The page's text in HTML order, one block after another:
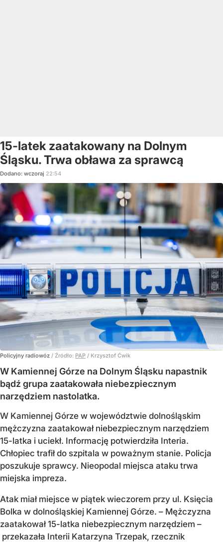
15-latek zaatakowany na Dolnym
Śląsku. Trwa obława za sprawcą
Dodano: wczoraj 22:54
Policyjny radiowóz / Źródło: PAP / Krzysztof Ćwik
W Kamiennej Górze na Dolnym Śląsku napastnik
bądź grupa zaatakowała niebezpiecznym
narzędziem nastolatka.
W Kamiennej Górze w województwie dolnośląskim
mężczyzna zaatakował niebezpiecznym narzędziem
15-latka i uciekł. Informację potwierdziła Interia.
Chłopiec trafił do szpitala w poważnym stanie. Policja
poszukuje sprawcy. Nieopodal miejsca ataku trwa
miejska impreza.
Atak miał miejsce w piątek wieczorem przy ul. Księcia
Bolka w dolnośląskiej Kamiennej Górze. – Mężczyzna
zaatakował 15-latka niebezpiecznym narzędziem –
przekazała Interii Katarzyna Trzepak, rzecznik